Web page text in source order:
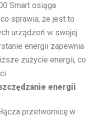
Smart osiąga
sprawia, że jest to
urządzeń w swojej
energii zapewnia
zużycie energii, co
energii
przetwornicę w